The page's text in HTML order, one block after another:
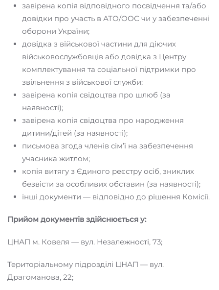
завірена копія відповідного посвідчення та/або
довідки про участь в АТО/ООС чи у забезпеченні
оборони України;
довідка з військової частини для діючих
військовослужбовців або довідка з Центру
комплектування та соціальної підтримки про
звільнення з військової служби;
завірена копія свідоцтва про шлюб (за
наявності);
завірена копія свідоцтва про народження
дитини/дітей (за наявності);
письмова згода членів сім’ї на забезпечення
учасника житлом;
копія витягу з Єдиного реєстру осіб, зниклих
безвісти за особливих обставин (за наявності);
інші документи — відповідно до рішення Комісії.
Прийом документів здійснюється у:
ЦНАП м. Ковеля — вул. Незалежності, 73;
Територіальному підрозділі ЦНАП — вул.
Драгоманова, 22;